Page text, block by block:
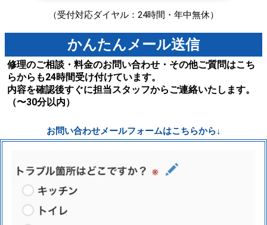
（受付対応ダイヤル：24時間・年中無休）
かんたんメール送信
修理のご相談・料金のお問い合わせ・その他ご質問はこち
らからも24時間受け付けています。
内容を確認後すぐに担当スタッフからご連絡いたします。
（〜30分以内）
お問い合わせメールフォームはこちらから↓